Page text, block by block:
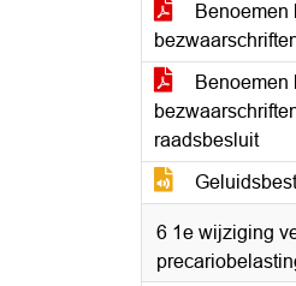
Benoemen
Benoemen
raadsbesluit
6 1e wijziging